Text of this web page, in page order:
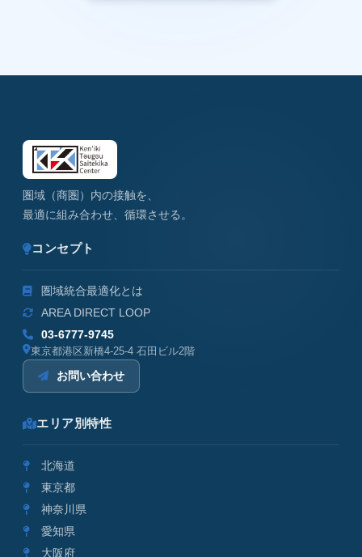
圏域（商圏）内の接触を、
最適に組み合わせ、循環させる。
コンセプト
圏域統合最適化とは
AREA DIRECT LOOP
03-6777-9745
東京都港区新橋4-25-4 石田ビル2階
お問い合わせ
エリア別特性
北海道
東京都
神奈川県
愛知県
大阪府